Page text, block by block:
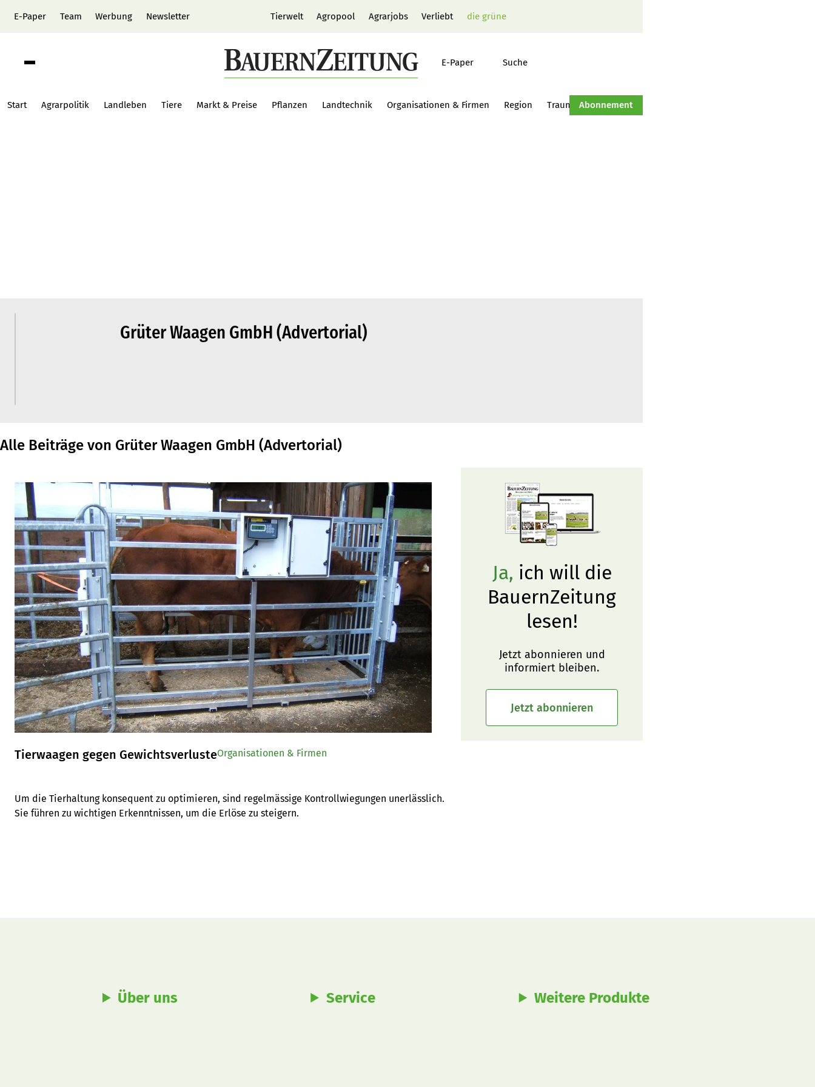
E-Paper Team Werbung Newsletter Tierwelt Agropool Agrarjobs Verliebt die grüne
E-Paper Suche
Start Agrarpolitik Landleben Tiere Markt & Preise Pflanzen Landtechnik Organisationen & Firmen Region Traumtraktor Hof-Management
Abonnement
Grüter Waagen GmbH (Advertorial)
Alle Beiträge von Grüter Waagen GmbH (Advertorial)
Tierwaagen gegen Gewichtsverluste
Um die Tierhaltung konsequent zu optimieren, sind regelmässige Kontrollwiegungen unerlässlich.
Sie führen zu wichtigen Erkenntnissen, um die Erlöse zu steigern.
Organisationen & Firmen
Ja, ich will die
BauernZeitung
lesen!
Jetzt abonnieren und
informiert bleiben.
Jetzt abonnieren
Über uns Service Weitere Produkte